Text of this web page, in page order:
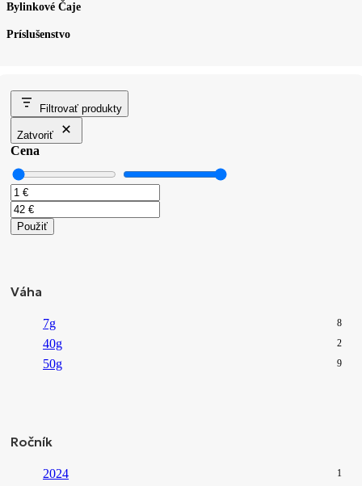
Bylinkové Čaje
Príslušenstvo
Filtrovať produkty
Zatvoriť
Cena
Použiť
Váha
7g 8
40g 2
50g 9
Ročník
2024 1